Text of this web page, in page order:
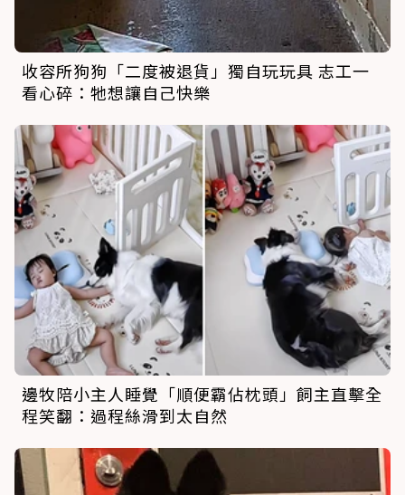
收容所狗狗「二度被退貨」獨自玩玩具 志工一
看心碎：牠想讓自己快樂
邊牧陪小主人睡覺「順便霸佔枕頭」飼主直擊全
程笑翻：過程絲滑到太自然